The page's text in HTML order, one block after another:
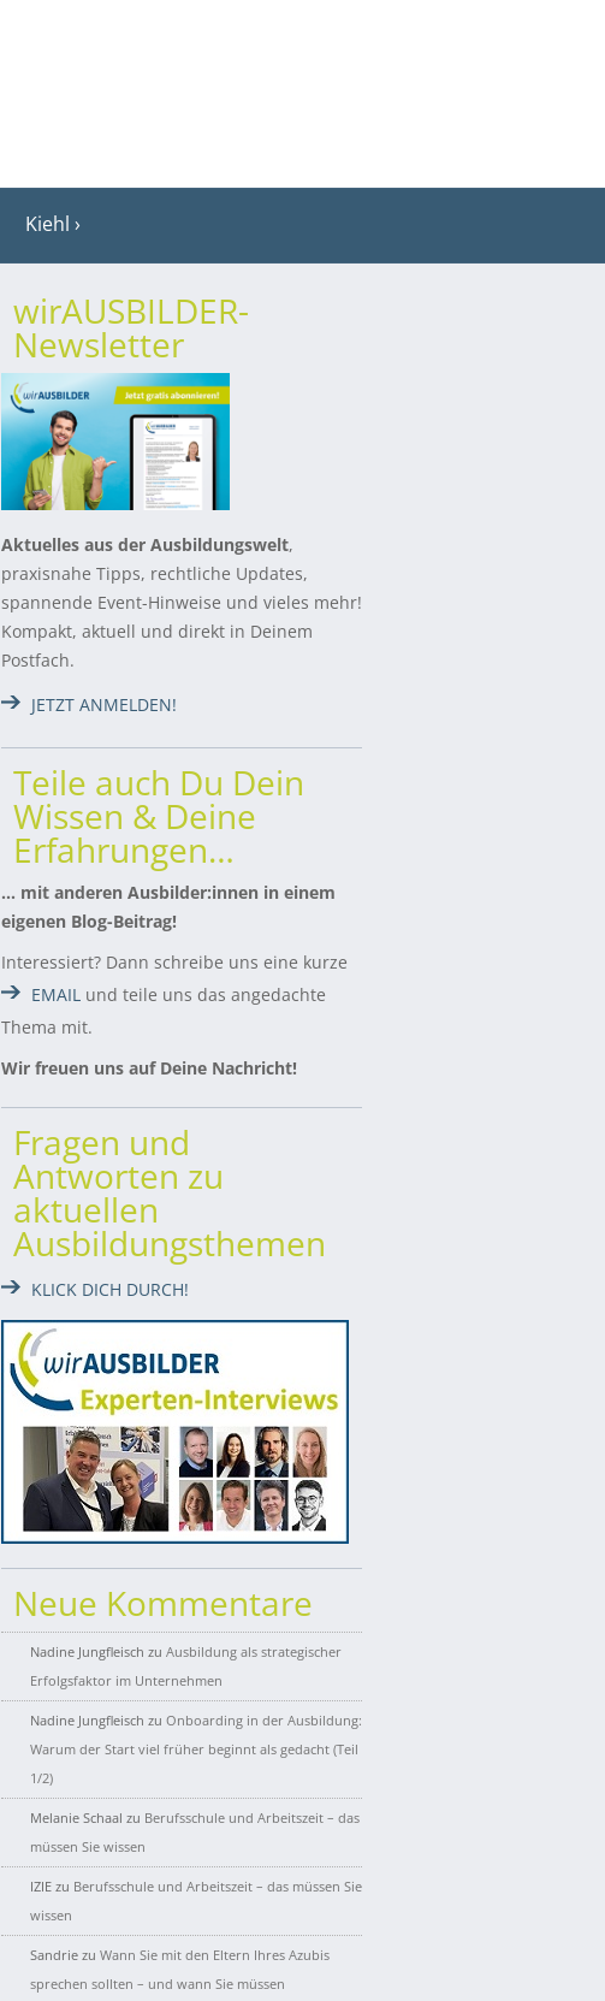
Kiehl
wirAUSBILDER-
Newsletter
Aktuelles aus der Ausbildungswelt,
praxisnahe Tipps, rechtliche Updates,
spannende Event-Hinweise und vieles mehr!
Kompakt, aktuell und direkt in Deinem
Postfach.
JETZT ANMELDEN!
Teile auch Du Dein
Wissen & Deine
Erfahrungen…
… mit anderen Ausbilder:innen in einem
eigenen Blog-Beitrag!
Interessiert? Dann schreibe uns eine kurze
EMAIL und teile uns das angedachte
Thema mit.
Wir freuen uns auf Deine Nachricht!
Fragen und
Antworten zu
aktuellen
Ausbildungsthemen
KLICK DICH DURCH!
Neue Kommentare
Nadine Jungfleisch zu Ausbildung als strategischer
Erfolgsfaktor im Unternehmen
Nadine Jungfleisch zu Onboarding in der Ausbildung:
Warum der Start viel früher beginnt als gedacht (Teil
1/2)
Melanie Schaal zu Berufsschule und Arbeitszeit – das
müssen Sie wissen
IZIE zu Berufsschule und Arbeitszeit – das müssen Sie
wissen
Sandrie zu Wann Sie mit den Eltern Ihres Azubis
sprechen sollten – und wann Sie müssen